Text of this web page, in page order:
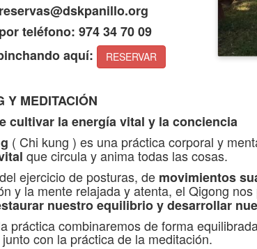
reservas@dskpanillo.org
por teléfono: 974 34 70 09
aquí:
RESERVAR
Y MEDITACIÓN
cultivar la energía vital y la conciencia
( Chi kung ) es una práctica corporal y
que circula y anima todas las cosas.
ejercicio de posturas, de movimientos
y la mente relajada y atenta, el Qigong nos
nuestro equilibrio y desarrollar
práctica combinaremos de forma
con la práctica de la meditación.